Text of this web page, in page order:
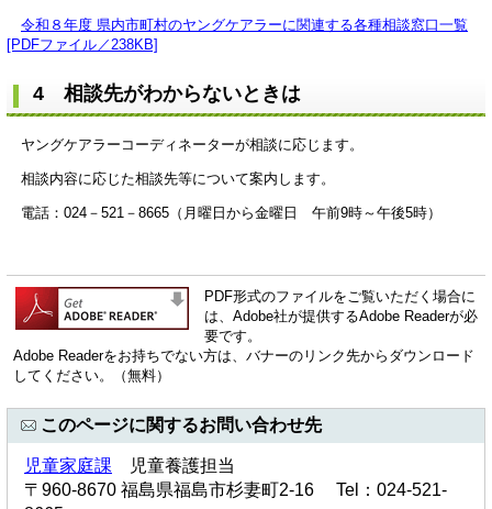
令和８年度 県内市町村のヤングケアラーに関連する各種相談窓口一覧
[PDFファイル／238KB]
4 相談先がわからないときは
ヤングケアラーコーディネーターが相談に応じます。
相談内容に応じた相談先等について案内します。
電話：024－521－8665（月曜日から金曜日 午前9時～午後5時）
PDF形式のファイルをご覧いただく場合に
は、Adobe社が提供するAdobe Readerが必
要です。
Adobe Readerをお持ちでない方は、バナーのリンク先からダウンロード
してください。（無料）
このページに関するお問い合わせ先
児童家庭課 児童養護担当
〒960-8670 福島県福島市杉妻町2-16 Tel：024-521-